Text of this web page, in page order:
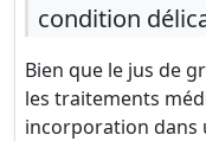
condition
Bien que le jus de
les traitements
incorporation dans